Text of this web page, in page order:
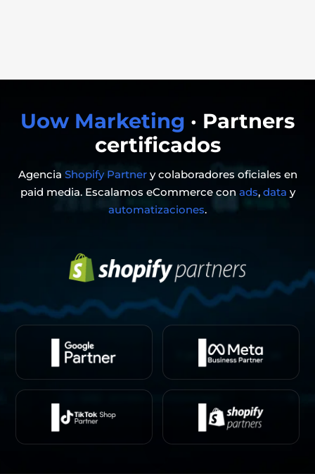
Uow Marketing · Partners
certificados
Agencia Shopify Partnery colaboradores oficiales en
paid media. Escalamos eCommerce con ads, data y
automatizaciones.